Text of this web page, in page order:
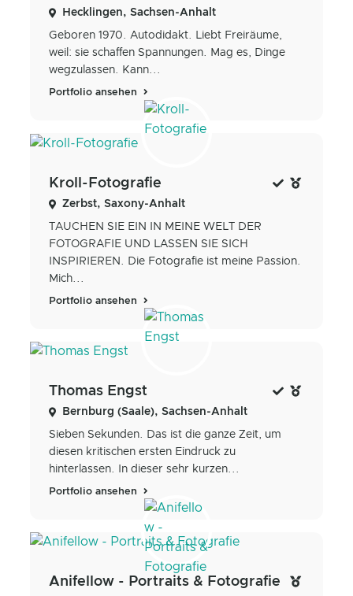
Hecklingen, Sachsen-Anhalt
Geboren 1970. Autodidakt. Liebt Freiräume,
weil: sie schaffen Spannungen. Mag es, Dinge
wegzulassen. Kann...
Portfolio ansehen
Kroll-Fotografie
Zerbst, Saxony-Anhalt
TAUCHEN SIE EIN IN MEINE WELT DER
FOTOGRAFIE UND LASSEN SIE SICH
INSPIRIEREN. Die Fotografie ist meine Passion.
Mich...
Portfolio ansehen
Thomas Engst
Bernburg (Saale), Sachsen-Anhalt
Sieben Sekunden. Das ist die ganze Zeit, um
diesen kritischen ersten Eindruck zu
hinterlassen. In dieser sehr kurzen...
Portfolio ansehen
Anifellow - Portraits & Fotografie